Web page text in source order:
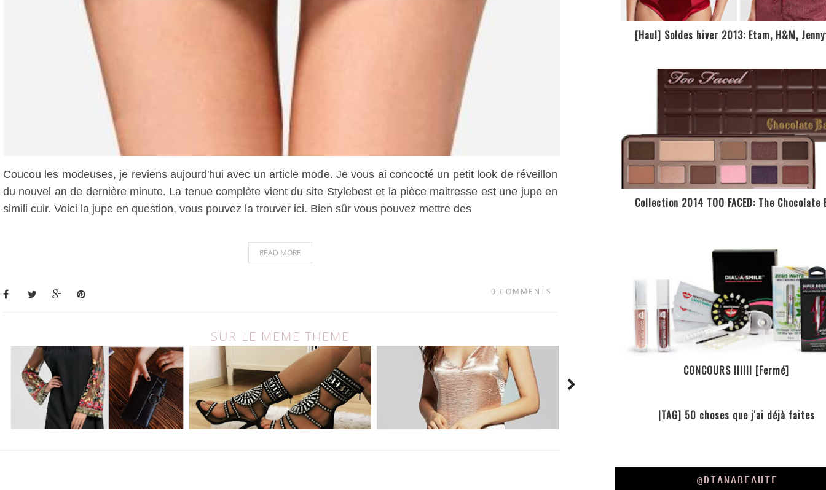
Coucou les modeuses, je reviens aujourd'hui avec un article mode. Je vous ai concocté un petit look de réveillon
du nouvel an de dernière minute. La tenue complète vient du site Stylebest et la pièce maitresse est une jupe en
simili cuir. Voici la jupe en question, vous pouvez la trouver ici. Bien sûr vous pouvez mettre des
READ MORE
0 COMMENTS
SUR LE MEME THEME
[Haul] Soldes hiver 2013: Etam, H&M,
Collection 2014 TOO FACED: The Chocolate
CONCOURS !!!!!! [Fermé]
|TAG] 50 choses que j'ai déjà faites
@DIANABEAUTE